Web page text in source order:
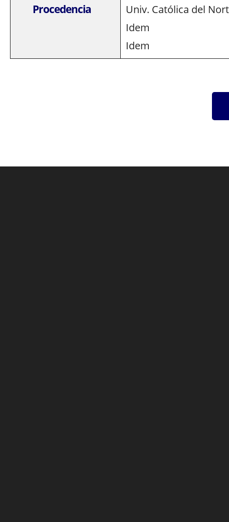
Procedencia
Univ. Católica del
Idem
Idem